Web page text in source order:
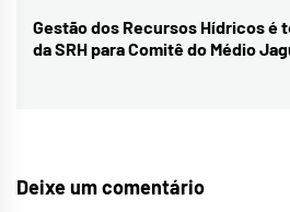
Next
post:
Gestão dos Recursos Hídricos é
da SRH para Comitê do Médio
Deixe um comentário